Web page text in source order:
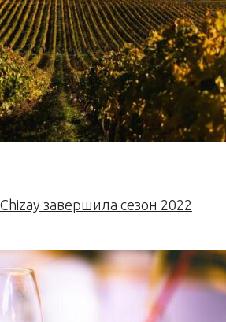
завершила сезон 2022